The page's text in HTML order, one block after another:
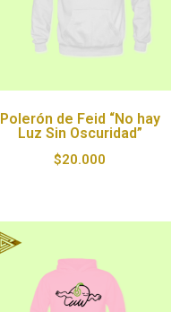
Polerón de Feid “No hay
Luz Sin Oscuridad”
$20.000